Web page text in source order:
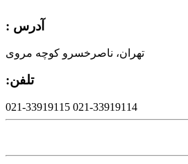
آدرس :
تهران، ناصرخسرو کوچه مروی
تلفن:
021-33919114 021-33919115